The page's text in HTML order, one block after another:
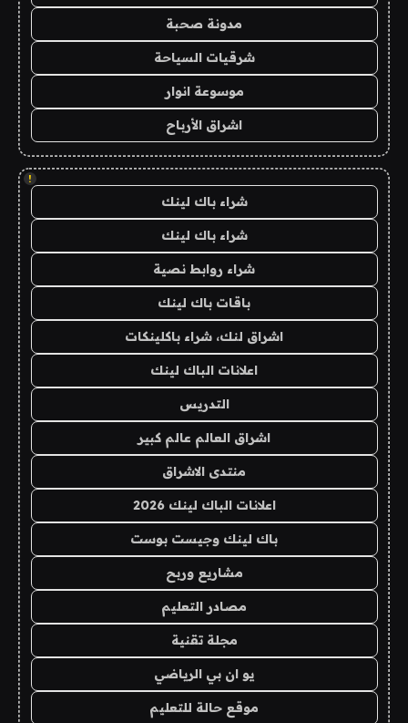
مدونة صحبة
شرقيات السياحة
موسوعة انوار
اشراق الأرباح
!
شراء باك لينك
شراء باك لينك
شراء روابط نصية
باقات باك لينك
اشراق لنك، شراء باكلينكات
اعلانات الباك لينك
التدريس
اشراق العالم عالم كبير
منتدى الاشراق
اعلانات الباك لينك 2026
باك لينك وجيست بوست
مشاريع وربح
مصادر التعليم
مجلة تقنية
يو ان بي الرياضي
موقع حالة للتعليم